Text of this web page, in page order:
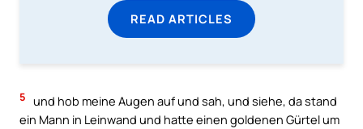
READ ARTICLES
5 und hob meine Augen auf und sah, und siehe, da stand
ein Mann in Leinwand und hatte einen goldenen Gürtel um